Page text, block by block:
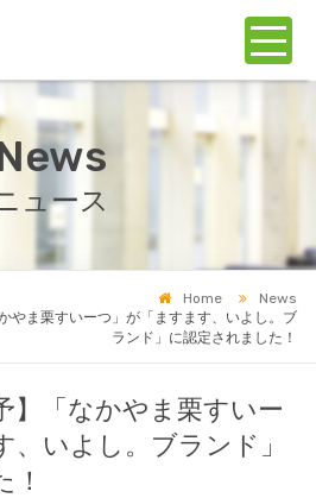
ュース
Home
News
やま栗すいーつ」が「ますます、いよし。ブ
ランド」に認定されました！
】「なかやま栗すいー
いよし。ブランド」